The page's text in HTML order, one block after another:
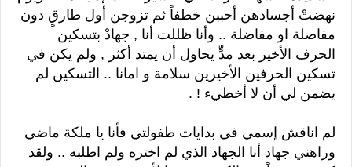
نهضتْ أجسادهن أحببن خطفاً ثم تزوجن أول طارقٍ دون
مفاصلة او مفاضلة .. وأنا ظللت أنا , جهادْ بتسكين
الحرف الأخير بعد مدٍّ يحاول أن يمتد أكثر , ولم يكن في
تسكين الحرفين الأخيرين سلامة و امانا .. التسكين لم
يضمن لي أن لا أخطيء ! .
لم اناقش إسمي في بدايات طفولتي فأنا يا ملكة ماضي
وراهني جهاد أنا الجهاد الذي لم اختره ولم اطلبه .. ولقد